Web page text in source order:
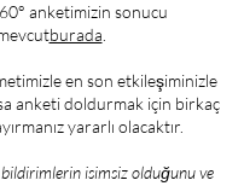
anketimizin sonucu
burada
en son etkileşiminizle
anketi doldurmak için birkaç
yararlı olacaktır.
isimsiz olduğunu ve